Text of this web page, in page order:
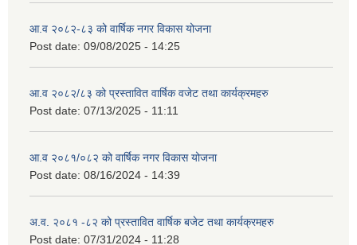
आ.व २०८२-८३ को वार्षिक नगर विकास योजना
Post date: 09/08/2025 - 14:25
आ.व २०८२/८३ को प्रस्तावित वार्षिक वजेट तथा कार्यक्रमहरु
Post date: 07/13/2025 - 11:11
आ.व २०८१/०८२ को वार्षिक नगर विकास योजना
Post date: 08/16/2024 - 14:39
अ.व. २०८१ -८२ को प्रस्तावित वार्षिक बजेट तथा कार्यक्रमहरु
Post date: 07/31/2024 - 11:28